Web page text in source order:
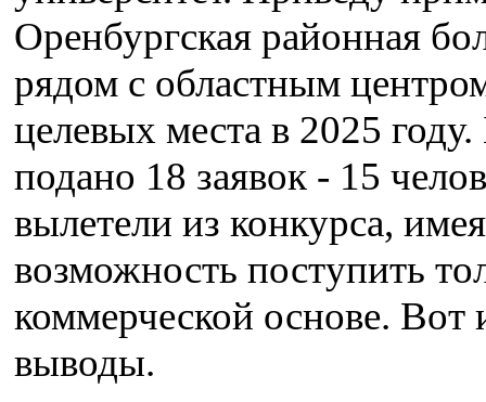
Оренбургская районная
рядом с областным
целевых места в 2025
подано 18 заявок - 15
вылетели из конкурса, имея
возможность поступить
коммерческой основе. Вот
выводы.